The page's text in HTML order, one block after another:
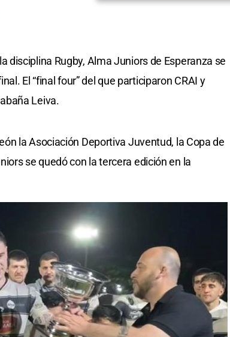
disciplina Rugby, Alma Juniors de Esperanza se
El “final four” del que participaron CRAI y
Leiva.
la Asociación Deportiva Juventud, la Copa de
se quedó con la tercera edición en la